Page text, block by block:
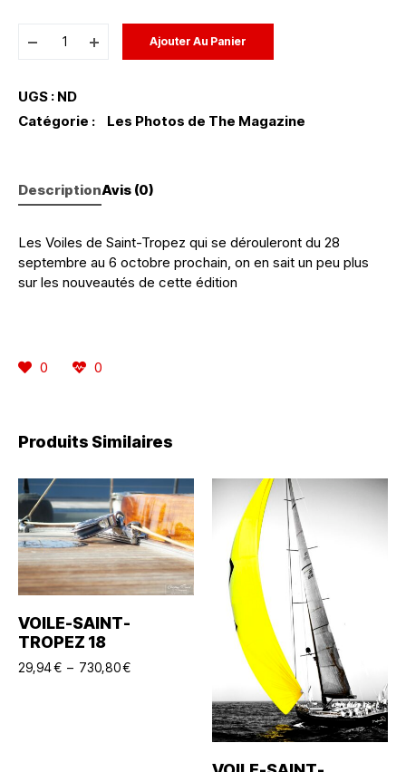
Ajouter Au Panier
UGS : ND
Catégorie :
Les Photos de The Magazine
DescriptionAvis (0)
Les Voiles de Saint-Tropez qui se dérouleront du 28
septembre au 6 octobre prochain, on en sait un peu plus
sur les nouveautés de cette édition
0 0
Produits Similaires
Choix Des Options
VOILE-SAINT-
TROPEZ 18
29,94€ – 730,80€
Choix Des Options